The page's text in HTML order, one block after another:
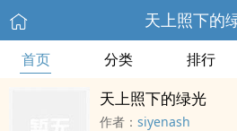
天上照下的
首页 分类 排行
天上照下的绿光
作者： siyenash